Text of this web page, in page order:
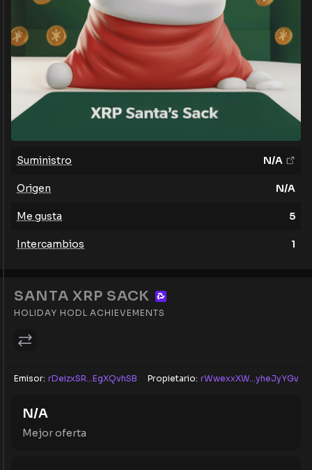
Suministro N/A
Origen N/A
Me gusta 5
Intercambios 1
SANTA XRP SACK
HOLIDAY HODL ACHIEVEMENTS
Emisor: rDeizxSR...EgXQvhSB Propietario: rWwexxXW...yheJyYGv
Mejor oferta
N/A